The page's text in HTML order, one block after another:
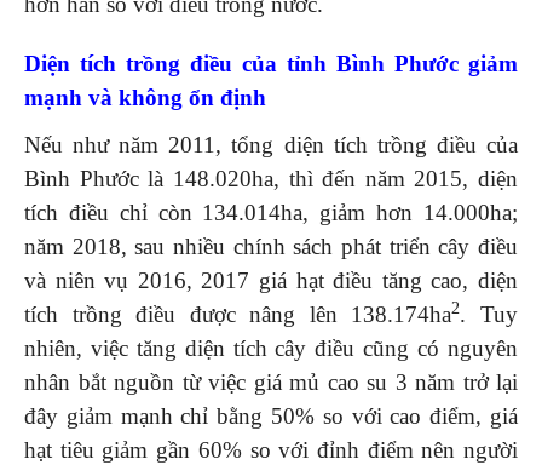
Diện tích trồng điều của tỉnh Bình Phước giảm
mạnh và không ổn định
Nếu như năm 2011, tổng diện tích trồng điều của
Bình Phước là 148.020ha, thì đến năm 2015, diện
tích điều chỉ còn 134.014ha, giảm hơn 14.000ha;
năm 2018, sau nhiều chính sách phát triển cây điều
và niên vụ 2016, 2017 giá hạt điều tăng cao, diện
tích trồng điều được nâng lên 138.174ha2. Tuy
nhiên, việc tăng diện tích cây điều cũng có nguyên
nhân bắt nguồn từ việc giá mủ cao su 3 năm trở lại
đây giảm mạnh chỉ bằng 50% so với cao điểm, giá
hạt tiêu giảm gần 60% so với đỉnh điểm nên người